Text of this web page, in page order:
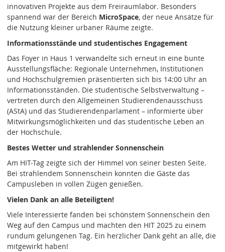
innovativen Projekte aus dem Freiraumlabor. Besonders
spannend war der Bereich MicroSpace, der neue Ansätze für
die Nutzung kleiner urbaner Räume zeigte.
Informationsstände und studentisches Engagement
Das Foyer in Haus 1 verwandelte sich erneut in eine bunte
Ausstellungsfläche: Regionale Unternehmen, Institutionen
und Hochschulgremien präsentierten sich bis 14:00 Uhr an
Informationsständen. Die studentische Selbstverwaltung –
vertreten durch den Allgemeinen Studierendenausschuss
(AStA) und das Studierendenparlament – informierte über
Mitwirkungsmöglichkeiten und das studentische Leben an
der Hochschule.
Bestes Wetter und strahlender Sonnenschein
Am HIT-Tag zeigte sich der Himmel von seiner besten Seite.
Bei strahlendem Sonnenschein konnten die Gäste das
Campusleben in vollen Zügen genießen.
Vielen Dank an alle Beteiligten!
Viele Interessierte fanden bei schönstem Sonnenschein den
Weg auf den Campus und machten den HIT 2025 zu einem
rundum gelungenen Tag. Ein herzlicher Dank geht an alle, die
mitgewirkt haben!